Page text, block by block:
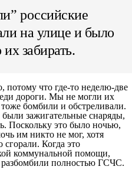
российские
на улице и было
забирать.
потому что где-то неделю-две
дороги. Мы не могли их
бомбили и обстреливали.
зажигательные снаряды,
Поскольку это было ночью,
им никто не мог, хотя
Когда это
коммунальной помощи,
полностью ГСЧС.